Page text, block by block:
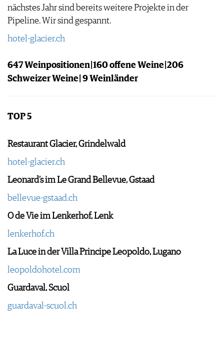
nächstes Jahr sind bereits weitere Projekte in der
Pipeline. Wir sind gespannt.
hotel-glacier.ch
647 Weinpositionen | 160 offene Weine | 206
Schweizer Weine | 9 Weinländer
TOP 5
Restaurant Glacier, Grindelwald
hotel-glacier.ch
Leonard’s im Le Grand Bellevue, Gstaad
bellevue-gstaad.ch
O de Vie im Lenkerhof, Lenk
lenkerhof.ch
La Luce in der Villa Principe Leopoldo, Lugano
leopoldohotel.com
Guardaval, Scuol
guardaval-scuol.ch